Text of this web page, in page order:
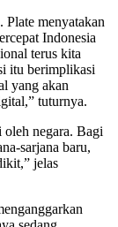
menyatakan
Indonesia
terus kita
itu berimplikasi
yang akan
tuturnya.
negara. Bagi
sarjana baru,
jelas